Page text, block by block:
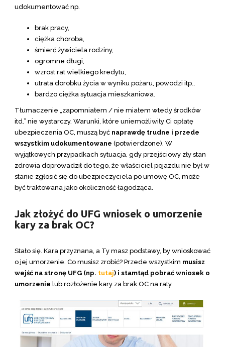
udokumentować np.
brak pracy,
ciężka choroba,
śmierć żywiciela rodziny,
ogromne długi,
wzrost rat wielkiego kredytu,
utrata dorobku życia w wyniku pożaru, powodzi itp.,
bardzo ciężka sytuacja mieszkaniowa.
Tłumaczenie „zapomniałem / nie miałem wtedy środków
itd.” nie wystarczy. Warunki, które uniemożliwiły Ci opłatę
ubezpieczenia OC, muszą być naprawdę trudne i przede
wszystkim udokumentowane (potwierdzone). W
wyjątkowych przypadkach sytuacja, gdy przejściowy zły stan
zdrowia doprowadził do tego, że właściciel pojazdu nie był w
stanie zgłosić się do ubezpieczyciela po umowę OC, może
być traktowana jako okoliczność łagodząca.
Jak złożyć do UFG wniosek o umorzenie
kary za brak OC?
Stało się. Kara przyznana, a Ty masz podstawy, by wnioskować
o jej umorzenie. Co musisz zrobić? Przede wszystkim musisz
wejść na stronę UFG (np. tutaj) i stamtąd pobrać wniosek o
umorzenie lub rozłożenie kary za brak OC na raty.